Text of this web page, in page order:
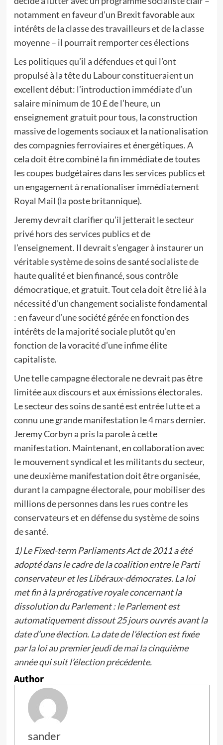
notamment en faveur d’un Brexit favorable aux
intérêts de la classe des travailleurs et de la classe
moyenne – il pourrait remporter ces élections
Les politiques qu’il a défendues et qui l’ont
propulsé à la tête du Labour constitueraient un
excellent début: l’introduction immédiate d’un
salaire minimum de 10 £ de l’heure, un
enseignement gratuit pour tous, la construction
massive de logements sociaux et la nationalisation
des compagnies ferroviaires et énergétiques. A
cela doit être combiné la fin immédiate de toutes
les coupes budgétaires dans les services publics et
un engagement à renationaliser immédiatement
Royal Mail (la poste britannique).
Jeremy devrait clarifier qu’il jetterait le secteur
privé hors des services publics et de
l’enseignement. Il devrait s’engager à instaurer un
véritable système de soins de santé socialiste de
haute qualité et bien financé, sous contrôle
démocratique, et gratuit. Tout cela doit être lié à la
nécessité d’un changement socialiste fondamental
: en faveur d’une société gérée en fonction des
intérêts de la majorité sociale plutôt qu’en
fonction de la voracité d’une infime élite
capitaliste.
Une telle campagne électorale ne devrait pas être
limitée aux discours et aux émissions électorales.
Le secteur des soins de santé est entrée lutte et a
connu une grande manifestation le 4 mars dernier.
Jeremy Corbyn a pris la parole à cette
manifestation. Maintenant, en collaboration avec
le mouvement syndical et les militants du secteur,
une deuxième manifestation doit être organisée,
durant la campagne électorale, pour mobiliser des
millions de personnes dans les rues contre les
conservateurs et en défense du système de soins
de santé.
1) Le Fixed-term Parliaments Act de 2011 a été
adopté dans le cadre de la coalition entre le Parti
conservateur et les Libéraux-démocrates. La loi
met fin à la prérogative royale concernant la
dissolution du Parlement : le Parlement est
automatiquement dissout 25 jours ouvrés avant la
date d’une élection. La date de l’élection est fixée
par la loi au premier jeudi de mai la cinquième
année qui suit l’élection précédente.
Author
sander